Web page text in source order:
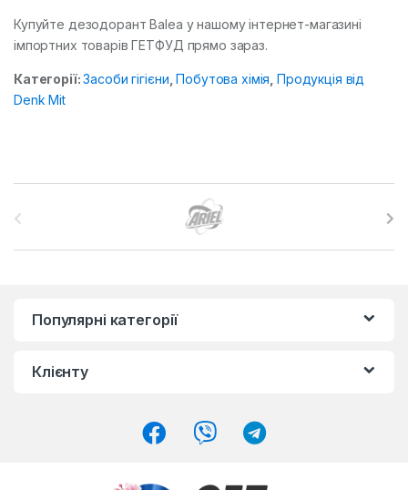
Купуйте дезодорант Balea у нашому інтернет-магазині
імпортних товарів ГЕТФУД прямо зараз.
Категорії:Засоби гігієни ,Побутова хімія ,Продукція від
Denk Mit
Популярні категорії
Клієнту